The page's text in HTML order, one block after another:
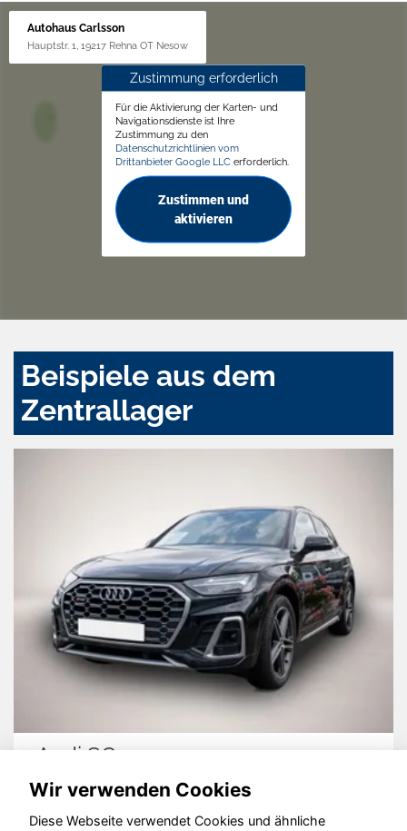
Autohaus Carlsson
Hauptstr. 1, 19217 Rehna OT Nesow
Zustimmung erforderlich
Für die Aktivierung der Karten- und
Navigationsdienste ist Ihre
Zustimmung zu den
Datenschutzrichtlinien vom
Drittanbieter Google LLC erforderlich.
Zustimmen und
aktivieren
Beispiele aus dem
Zentrallager
Audi SQ5
Wir verwenden Cookies
Diese Webseite verwendet Cookies und ähnliche